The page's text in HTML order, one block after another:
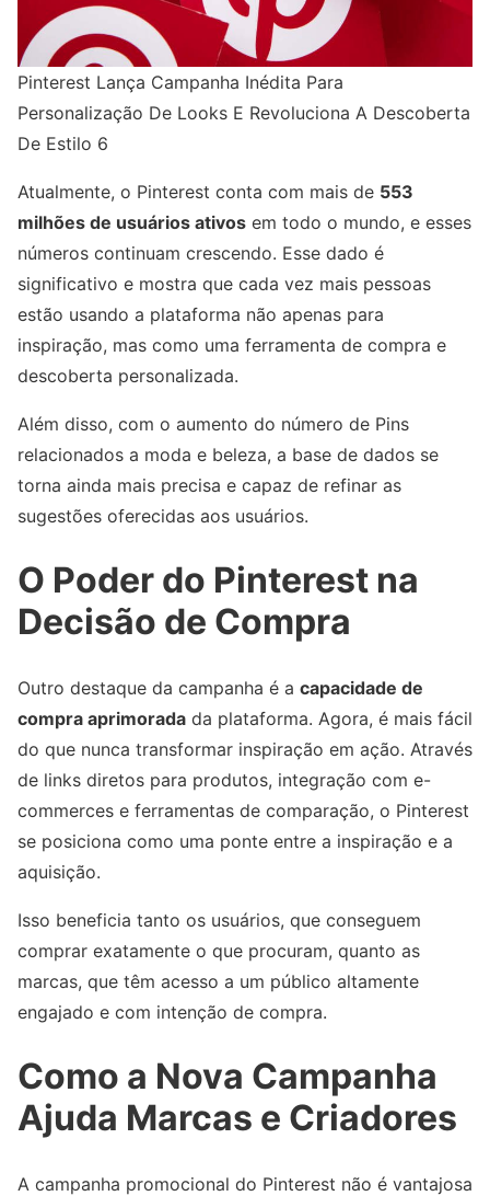
Pinterest Lança Campanha Inédita Para
Personalização De Looks E Revoluciona A Descoberta
De Estilo 6
Atualmente, o Pinterest conta com mais de 553
milhões de usuários ativos em todo o mundo, e esses
números continuam crescendo. Esse dado é
significativo e mostra que cada vez mais pessoas
estão usando a plataforma não apenas para
inspiração, mas como uma ferramenta de compra e
descoberta personalizada.
Além disso, com o aumento do número de Pins
relacionados a moda e beleza, a base de dados se
torna ainda mais precisa e capaz de refinar as
sugestões oferecidas aos usuários.
O Poder do Pinterest na
Decisão de Compra
Outro destaque da campanha é a capacidade de
compra aprimorada da plataforma. Agora, é mais fácil
do que nunca transformar inspiração em ação. Através
de links diretos para produtos, integração com e-
commerces e ferramentas de comparação, o Pinterest
se posiciona como uma ponte entre a inspiração e a
aquisição.
Isso beneficia tanto os usuários, que conseguem
comprar exatamente o que procuram, quanto as
marcas, que têm acesso a um público altamente
engajado e com intenção de compra.
Como a Nova Campanha
Ajuda Marcas e Criadores
A campanha promocional do Pinterest não é vantajosa